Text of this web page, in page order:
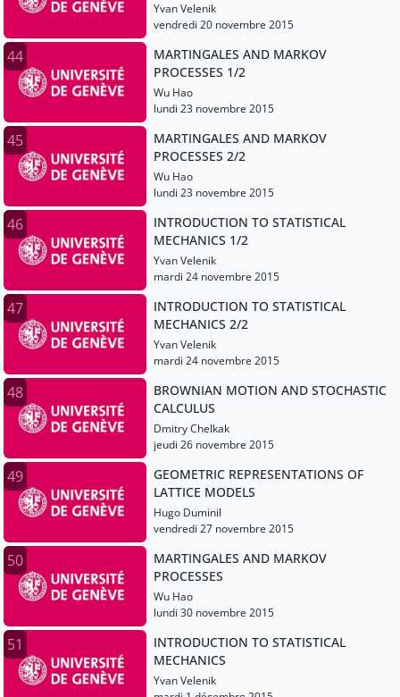
Yvan Velenik
vendredi 20 novembre 2015
44
MARTINGALES AND MARKOV
PROCESSES 1/2
Wu Hao
lundi 23 novembre 2015
45
MARTINGALES AND MARKOV
PROCESSES 2/2
Wu Hao
lundi 23 novembre 2015
46
INTRODUCTION TO STATISTICAL
MECHANICS 1/2
Yvan Velenik
mardi 24 novembre 2015
47
INTRODUCTION TO STATISTICAL
MECHANICS 2/2
Yvan Velenik
mardi 24 novembre 2015
48
BROWNIAN MOTION AND STOCHASTIC
CALCULUS
Dmitry Chelkak
jeudi 26 novembre 2015
49
GEOMETRIC REPRESENTATIONS OF
LATTICE MODELS
Hugo Duminil
vendredi 27 novembre 2015
50
MARTINGALES AND MARKOV
PROCESSES
Wu Hao
lundi 30 novembre 2015
51
INTRODUCTION TO STATISTICAL
MECHANICS
Yvan Velenik